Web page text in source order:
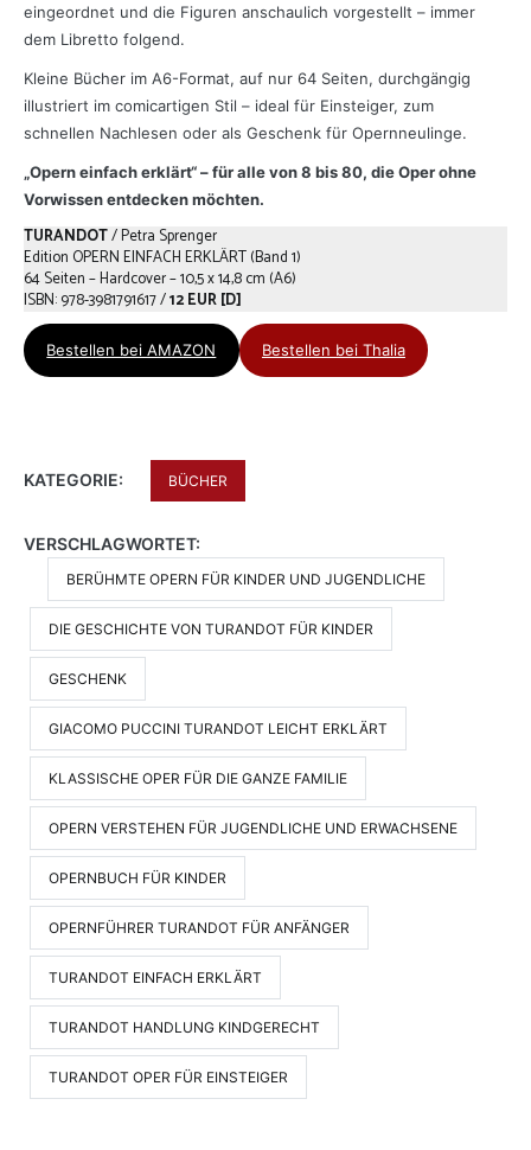
eingeordnet und die Figuren anschaulich vorgestellt – immer
dem Libretto folgend.
Kleine Bücher im A6-Format, auf nur 64 Seiten, durchgängig
illustriert im comicartigen Stil – ideal für Einsteiger, zum
schnellen Nachlesen oder als Geschenk für Opernneulinge.
„Opern einfach erklärt“ – für alle von 8 bis 80, die Oper ohne
Vorwissen entdecken möchten.
TURANDOT/ Petra Sprenger
Edition OPERN EINFACH ERKLÄRT (Band 1)
64 Seiten – Hardcover – 10,5 x 14,8 cm (A6)
ISBN: 978-3981791617 /12 EUR [D]
Bestellen bei AMAZON Bestellen bei Thalia
KATEGORIE: BÜCHER
VERSCHLAGWORTET:
BERÜHMTE OPERN FÜR KINDER UND JUGENDLICHE
DIE GESCHICHTE VON TURANDOT FÜR KINDER
GESCHENK
GIACOMO PUCCINI TURANDOT LEICHT ERKLÄRT
KLASSISCHE OPER FÜR DIE GANZE FAMILIE
OPERN VERSTEHEN FÜR JUGENDLICHE UND ERWACHSENE
OPERNBUCH FÜR KINDER
OPERNFÜHRER TURANDOT FÜR ANFÄNGER
TURANDOT EINFACH ERKLÄRT
TURANDOT HANDLUNG KINDGERECHT
TURANDOT OPER FÜR EINSTEIGER